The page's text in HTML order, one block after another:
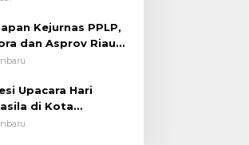
Kejurnas PPLP,
dan Asprov Riau
Kelayakan Rumput
Upacara Hari
di Kota
Tetap Khidmat